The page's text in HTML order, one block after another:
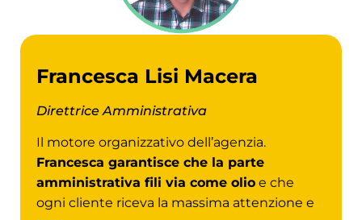
Francesca Lisi Macera
Direttrice Amministrativa
Il motore organizzativo dell’agenzia.
Francesca garantisce che la parte
amministrativa fili via come olio e che
ogni cliente riceva la massima attenzione e